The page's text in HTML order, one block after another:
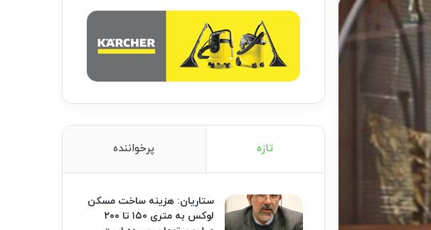
تازه پرخواننده
ستاریان: هزینه ساخت مسکن
لوکس به متری ۱۵۰ تا ۲۰۰